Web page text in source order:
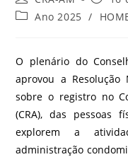
Ano 2025 /
O plenário do
aprovou a Resolução
sobre o registro no
(CRA), das pessoas
explorem a
administração